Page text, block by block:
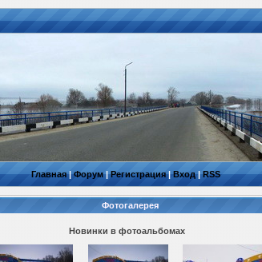
Главная|Форум|Регистрация|Вход|RSS
Фотогалерея
Новинки в фотоальбомах